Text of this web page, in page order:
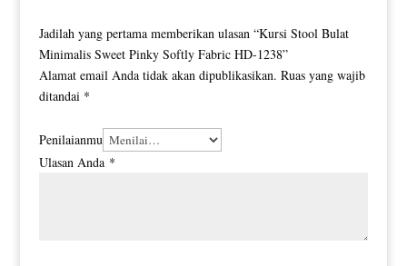
Jadilah yang pertama memberikan ulasan “Kursi Stool Bulat
Minimalis Sweet Pinky Softly Fabric HD-1238”
Alamat email Anda tidak akan dipublikasikan. Ruas yang wajib
ditandai *
Penilaianmu
Ulasan Anda *